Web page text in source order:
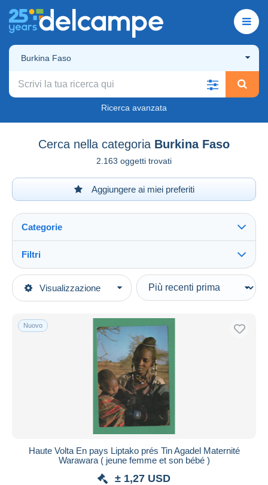
Burkina Faso
Ricerca avanzata
Cerca nella categoria Burkina Faso
2.163 oggetti trovati
Aggiungere ai miei preferiti
Visualizzazione
Categorie
Categorie principali
Africa
Filtri
Tipo di vendita
In corso
Prezzo fisso
Asta con offerte
Aste senza offerte
Chiude fra ora
Nuovo
Haute Volta En pays Liptako prés Tin Agadel Maternité
Warawara ( jeune femme et son bébé )
± 1,27 USD